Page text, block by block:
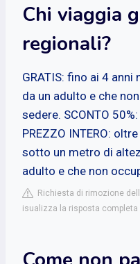
Chi viaggia
regionali?
GRATIS: fino ai 4
da un adulto e che
sedere. SCONTO
PREZZO INTERO:
sotto un metro di
adulto e che non
Richiesta di rimozione
isualizza la risposta